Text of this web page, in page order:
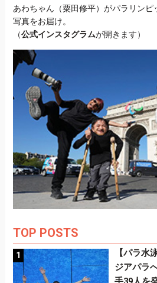
あわちゃん（粟田修平）がパラリン
写真をお届け。
（公式インスタグラムが開きます）
TOP POSTS
【パラ水
ジアパラ